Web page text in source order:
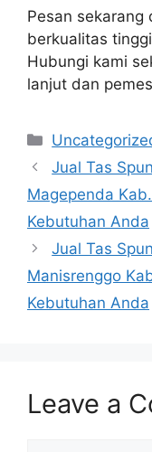
Pesan sekarang
berkualitas
Hubungi kami
lanjut dan
Categories
Jual Tas
Magependa
Kebutuhan Anda
Jual Tas
Manisrenggo
Kebutuhan Anda
Leave a